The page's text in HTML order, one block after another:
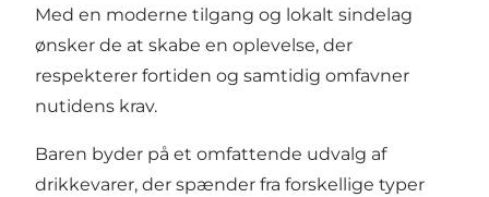
Med en moderne tilgang og lokalt sindelag
ønsker de at skabe en oplevelse, der
respekterer fortiden og samtidig omfavner
nutidens krav.
Baren byder på et omfattende udvalg af
drikkevarer, der spænder fra forskellige typer